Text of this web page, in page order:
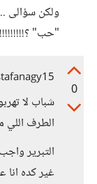
ولكن سؤالى
"حب"
0
شباب لا
الطرف
التبرير
غير كده انا